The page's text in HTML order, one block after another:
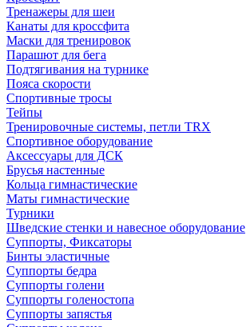
Тренажеры для шеи
Канаты для кроссфита
Маски для тренировок
Парашют для бега
Подтягивания на турнике
Пояса скорости
Спортивные тросы
Тейпы
Тренировочные системы, петли TRX
Спортивное оборудование
Аксессуары для ДСК
Брусья настенные
Кольца гимнастические
Маты гимнастические
Турники
Шведские стенки и навесное оборудование
Суппорты, Фиксаторы
Бинты эластичные
Суппорты бедра
Суппорты голени
Суппорты голеностопа
Суппорты запястья